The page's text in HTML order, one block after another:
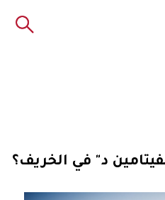
د" في الخريف؟